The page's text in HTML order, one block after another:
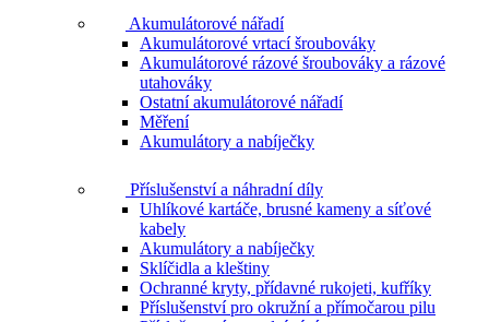
Akumulátorové nářadí
Akumulátorové vrtací šroubováky
Akumulátorové rázové šroubováky a rázové
utahováky
Ostatní akumulátorové nářadí
Měření
Akumulátory a nabíječky
Příslušenství a náhradní díly
Uhlíkové kartáče, brusné kameny a síťové
kabely
Akumulátory a nabíječky
Sklíčidla a kleštiny
Ochranné kryty, přídavné rukojeti, kufříky
Příslušenství pro okružní a přímočarou pilu